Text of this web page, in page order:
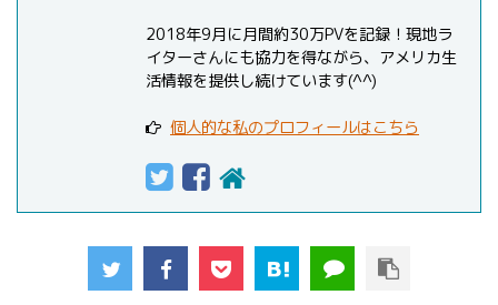
2018年9月に月間約30万PVを記録！現地ラ
イターさんにも協力を得ながら、アメリカ生
活情報を提供し続けています(^^)
個人的な私のプロフィールはこちら